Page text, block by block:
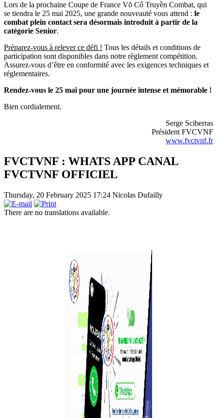
Lors de la prochaine Coupe de France Võ Cổ Truyền Combat, qui
se tiendra le 25 mai 2025, une grande nouveauté vous attend : le
combat plein contact sera désormais introduit à partir de la
catégorie Senior.
Préparez-vous à relever ce défi ! Tous les détails et conditions de
participation sont disponibles dans notre règlement compétition.
Assurez-vous d’être en conformité avec les exigences techniques et
réglementaires.
Rendez-vous le 25 mai pour une journée intense et mémorable !
Bien cordialement.
Serge Sciberras
Président FVCVNF
www.fvctvnf.fr
FVCTVNF : WHATS APP CANAL
FVCTVNF OFFICIEL
Thursday, 20 February 2025 17:24 Nicolas Dufailly
There are no translations available.